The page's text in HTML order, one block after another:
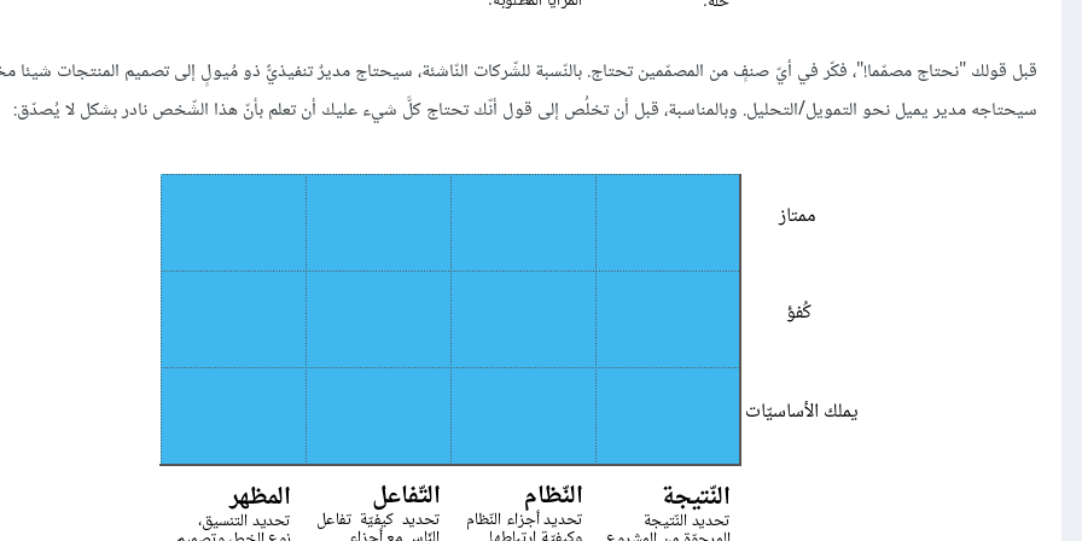
قبل قولك "نحتاج مصمّما!"، فكّر في أيّ صنفٍ من المصمّمين تحتاج. بالنّسبة للشّركات النّاشئة، سيحتاج مديرٌ تنفيذيٌّ ذو مُيولٍ إلى تصميم المنتجات شيئا
سيحتاجه مدير يميل نحو التمويل/التحليل. وبالمناسبة، قبل أن تخلُص إلى قول أنّك تحتاج كلَّ شيء عليك أن تعلم بأنّ هذا الشّخص نادر بشكل لا يُصدّق: